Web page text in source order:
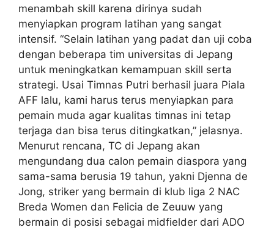
menambah skill karena dirinya sudah
menyiapkan program latihan yang sangat
intensif. “Selain latihan yang padat dan uji coba
dengan beberapa tim universitas di Jepang
untuk meningkatkan kemampuan skill serta
strategi. Usai Timnas Putri berhasil juara Piala
AFF lalu, kami harus terus menyiapkan para
pemain muda agar kualitas timnas ini tetap
terjaga dan bisa terus ditingkatkan,” jelasnya.
Menurut rencana, TC di Jepang akan
mengundang dua calon pemain diaspora yang
sama-sama berusia 19 tahun, yakni Djenna de
Jong, striker yang bermain di klub liga 2 NAC
Breda Women dan ⁠Felicia de Zeuuw yang
bermain di posisi sebagai midfielder dari ADO